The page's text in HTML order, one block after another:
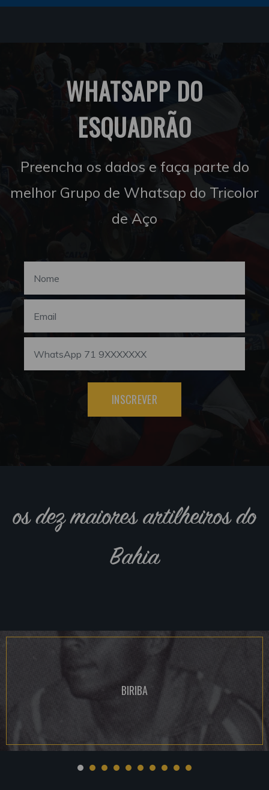
WHATSAPP DO
ESQUADRÃO
Preencha os dados e faça parte do
melhor Grupo de Whatsap do Tricolor
de Aço
INSCREVER
os dez maiores artilheiros do
Bahia
BIRIBA